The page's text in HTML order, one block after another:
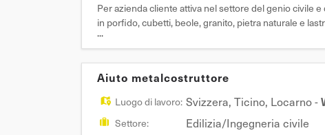
Per azienda cliente attiva nel settore del genio civile
in porfido, cubetti, beole, granito, pietra naturale e
cordoli, chiusini e piccoli m
...
Aiuto metalcostruttore
Luogo di lavoro: Svizzera,Ticino, Locarno-
Settore: Edilizia/Ingegneria civile